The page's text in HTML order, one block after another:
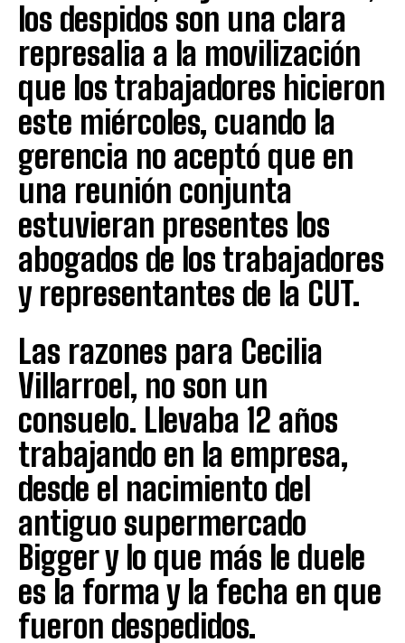
los despidos son una clara
represalia a la movilización
que los trabajadores hicieron
este miércoles, cuando la
gerencia no aceptó que en
una reunión conjunta
estuvieran presentes los
abogados de los trabajadores
y representantes de la CUT.
Las razones para Cecilia
Villarroel, no son un
consuelo. Llevaba 12 años
trabajando en la empresa,
desde el nacimiento del
antiguo supermercado
Bigger y lo que más le duele
es la forma y la fecha en que
fueron despedidos.